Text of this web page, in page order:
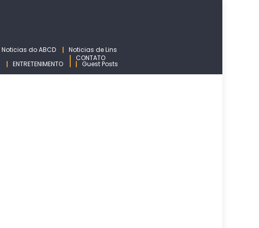
Noticias do ABCD
Noticias de Lins
ENTRETENIMENTO
CONTATO
Guest Posts